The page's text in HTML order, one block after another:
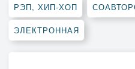
РЭП, ХИП-ХОП
ЭЛЕКТРОННАЯ